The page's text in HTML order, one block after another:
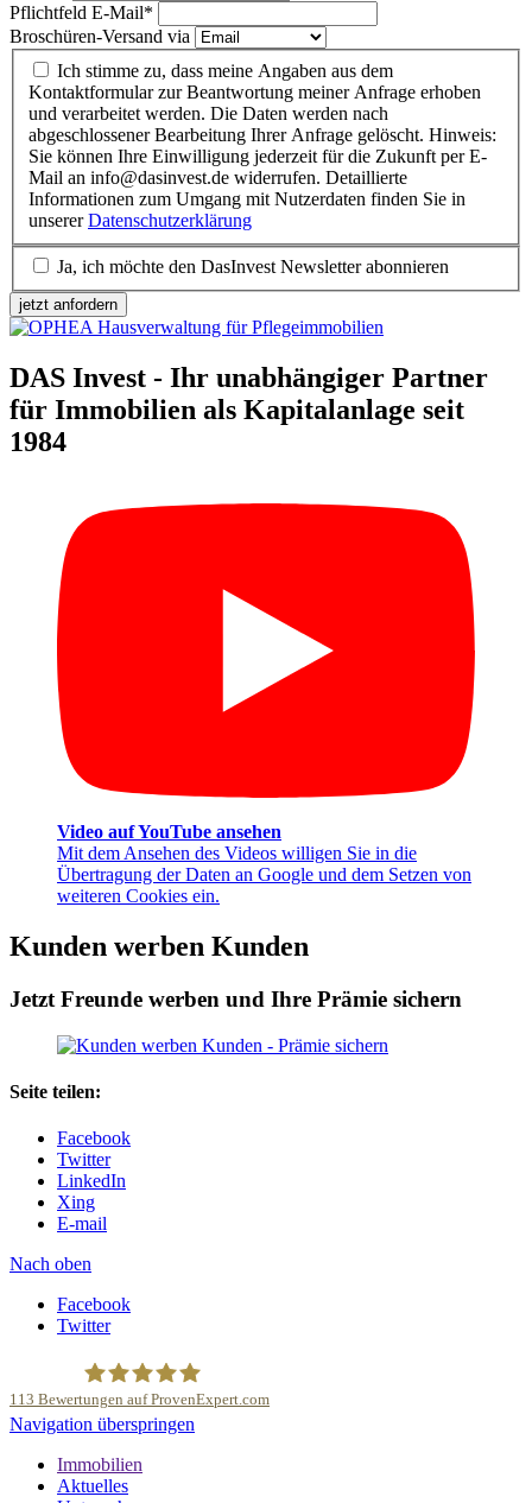
Pflichtfeld E-Mail*
Broschüren-Versand via
Ich stimme zu, dass meine Angaben aus dem
Kontaktformular zur Beantwortung meiner Anfrage erhoben
und verarbeitet werden. Die Daten werden nach
abgeschlossener Bearbeitung Ihrer Anfrage gelöscht. Hinweis:
Sie können Ihre Einwilligung jederzeit für die Zukunft per E-
Mail an info@dasinvest.de widerrufen. Detaillierte
Informationen zum Umgang mit Nutzerdaten finden Sie in
unsererDatenschutzerklärung
Ja, ich möchte den DasInvest Newsletter abonnieren
jetzt anfordern
DAS Invest - Ihr unabhängiger Partner
für Immobilien als Kapitalanlage seit
1984
Video auf YouTube ansehen
Mit dem Ansehen des Videos willigen Sie in die
Übertragung der Daten an Google und dem Setzen von
weiteren Cookies ein.
Kunden werben Kunden
Jetzt Freunde werben und Ihre Prämie sichern
Seite teilen:
Facebook
Twitter
LinkedIn
Xing
E-mail
Nach oben
Facebook
Twitter
113 Bewertungen auf ProvenExpert.com
Navigation überspringen
Immobilien
Aktuelles